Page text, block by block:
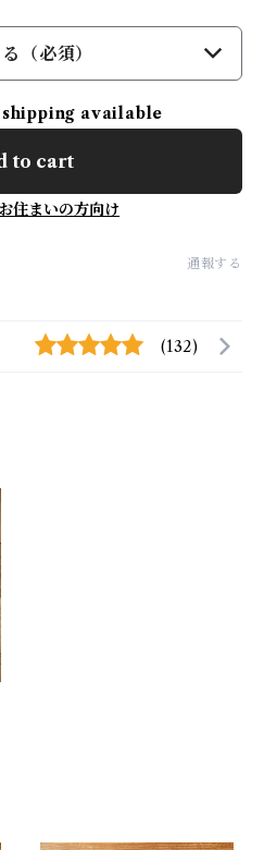
（必須）
available
to cart
住まいの方向け
通報する
(132)